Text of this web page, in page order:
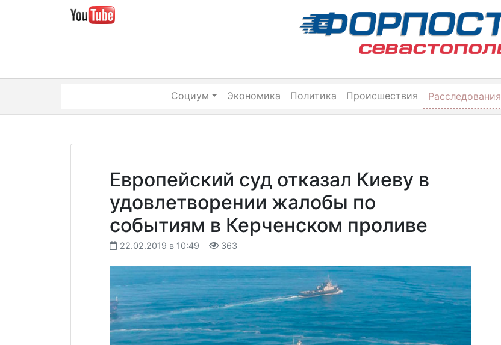
Социум Экономика Политика Происшествия Расследования
Европейский суд отказал Киеву в
удовлетворении жалобы по
событиям в Керченском проливе
22.02.2019 в 10:49 363